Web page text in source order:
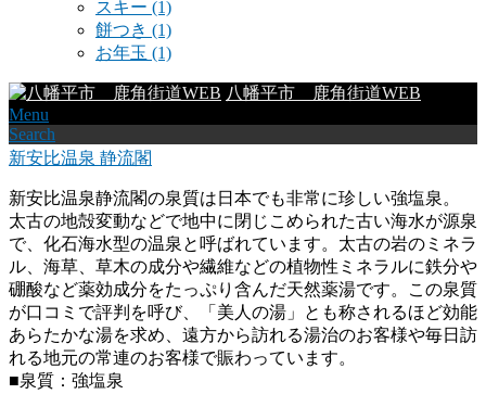
スキー (1)
餅つき (1)
お年玉 (1)
八幡平市 鹿角街道WEB
Menu
Search
新安比温泉 静流閣
新安比温泉静流閣の泉質は日本でも非常に珍しい強塩泉。
太古の地殻変動などで地中に閉じこめられた古い海水が源泉
で、化石海水型の温泉と呼ばれています。太古の岩のミネラ
ル、海草、草木の成分や繊維などの植物性ミネラルに鉄分や
硼酸など薬効成分をたっぷり含んだ天然薬湯です。この泉質
が口コミで評判を呼び、「美人の湯」とも称されるほど効能
あらたかな湯を求め、遠方から訪れる湯治のお客様や毎日訪
れる地元の常連のお客様で賑わっています。
■泉質：強塩泉